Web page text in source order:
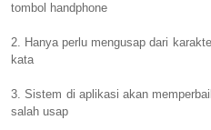
tombol handphone
2. Hanya perlu mengusap dari
kata
3. Sistem di aplikasi akan
salah usap